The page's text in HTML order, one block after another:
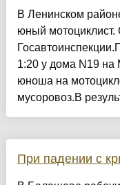
В Ленинском
юный мотоциклист.
1:20 у дома N19 на
юноша на
мусоровоз.В
При падении с